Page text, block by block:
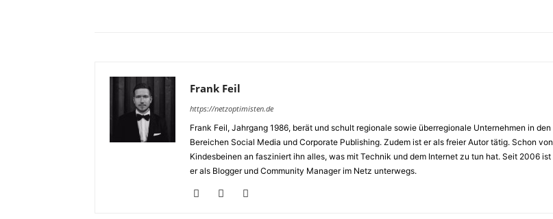
Frank Feil
https://netzoptimisten.de
Frank Feil, Jahrgang 1986, berät und schult regionale sowie überregionale Unternehmen in den
Bereichen Social Media und Corporate Publishing. Zudem ist er als freier Autor tätig. Schon von
Kindesbeinen an fasziniert ihn alles, was mit Technik und dem Internet zu tun hat. Seit 2006 ist
er als Blogger und Community Manager im Netz unterwegs.